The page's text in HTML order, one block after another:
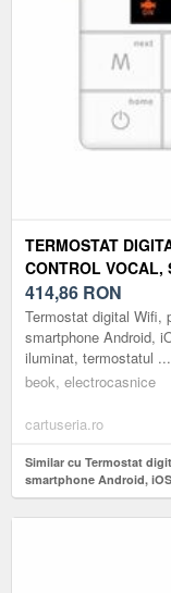
TERMOSTAT
CONTROL VOCAL,
414,86 RON
Termostat digital Wifi,
smartphone Android,
iluminat, termostatul ...
beok, electrocasnice
cartuseria.ro
Similar cu Termostat
smartphone Android,